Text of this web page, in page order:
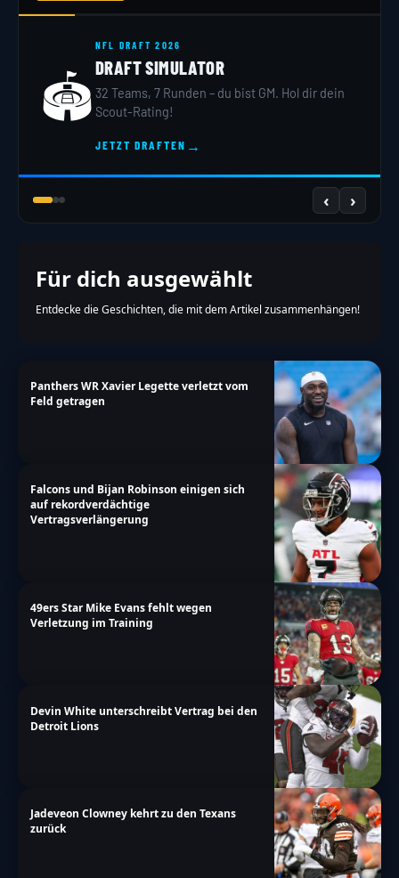
🏟️
NFL DRAFT 2026
DRAFT SIMULATOR
32 Teams, 7 Runden – du bist GM. Hol dir dein
Scout-Rating!
JETZT DRAFTEN →
‹ ›
Für dich ausgewählt
Entdecke die Geschichten, die mit dem Artikel zusammenhängen!
Panthers WR Xavier Legette verletzt vom
Feld getragen
Falcons und Bijan Robinson einigen sich
auf rekordverdächtige
Vertragsverlängerung
49ers Star Mike Evans fehlt wegen
Verletzung im Training
Devin White unterschreibt Vertrag bei den
Detroit Lions
Jadeveon Clowney kehrt zu den Texans
zurück